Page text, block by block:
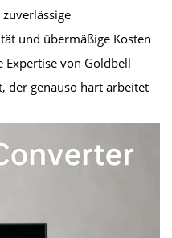
und übermäßige Kosten
von Goldbell
der genauso hart arbeitet